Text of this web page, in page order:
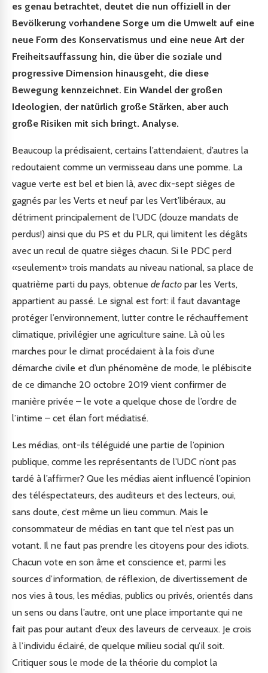
es genau betrachtet, deutet die nun offiziell in der
Bevölkerung vorhandene Sorge um die Umwelt auf eine
neue Form des Konservatismus und eine neue Art der
Freiheitsauffassung hin, die über die soziale und
progressive Dimension hinausgeht, die diese
Bewegung kennzeichnet. Ein Wandel der großen
Ideologien, der natürlich große Stärken, aber auch
große Risiken mit sich bringt. Analyse.
Beaucoup la prédisaient, certains l’attendaient, d’autres la
redoutaient comme un vermisseau dans une pomme. La
vague verte est bel et bien là, avec dix-sept sièges de
gagnés par les Verts et neuf par les Vert’libéraux, au
détriment principalement de l’UDC (douze mandats de
perdus!) ainsi que du PS et du PLR, qui limitent les dégâts
avec un recul de quatre sièges chacun. Si le PDC perd
«seulement» trois mandats au niveau national, sa place de
quatrième parti du pays, obtenue de facto par les Verts,
appartient au passé. Le signal est fort: il faut davantage
protéger l’environnement, lutter contre le réchauffement
climatique, privilégier une agriculture saine. Là où les
marches pour le climat procédaient à la fois d’une
démarche civile et d’un phénomène de mode, le plébiscite
de ce dimanche 20 octobre 2019 vient confirmer de
manière privée – le vote a quelque chose de l’ordre de
l’intime – cet élan fort médiatisé.
Les médias, ont-ils téléguidé une partie de l’opinion
publique, comme les représentants de l’UDC n’ont pas
tardé à l’affirmer? Que les médias aient influencé l’opinion
des téléspectateurs, des auditeurs et des lecteurs, oui,
sans doute, c’est même un lieu commun. Mais le
consommateur de médias en tant que tel n’est pas un
votant. Il ne faut pas prendre les citoyens pour des idiots.
Chacun vote en son âme et conscience et, parmi les
sources d’information, de réflexion, de divertissement de
nos vies à tous, les médias, publics ou privés, orientés dans
un sens ou dans l’autre, ont une place importante qui ne
fait pas pour autant d’eux des laveurs de cerveaux. Je crois
à l’individu éclairé, de quelque milieu social qu’il soit.
Critiquer sous le mode de la théorie du complot la